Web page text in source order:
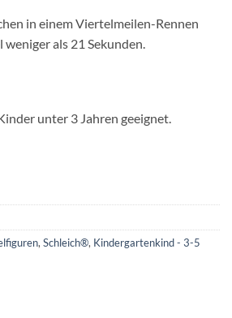
in einem Viertelmeilen-Rennen
als 21 Sekunden.
unter 3 Jahren geeignet.
, Schleich®, Kindergartenkind - 3-5